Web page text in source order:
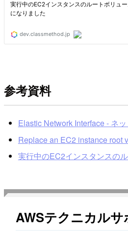
参考資料
Elastic Network Interface - ネ
Replace an EC2 instance root
実行中のEC2インスタンスの
AWSテクニカル